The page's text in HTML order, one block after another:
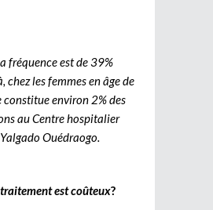
fréquence est de 39%
chez les femmes en âge de
constitue environ 2% des
au Centre hospitalier
Ouédraogo.
est coûteux?